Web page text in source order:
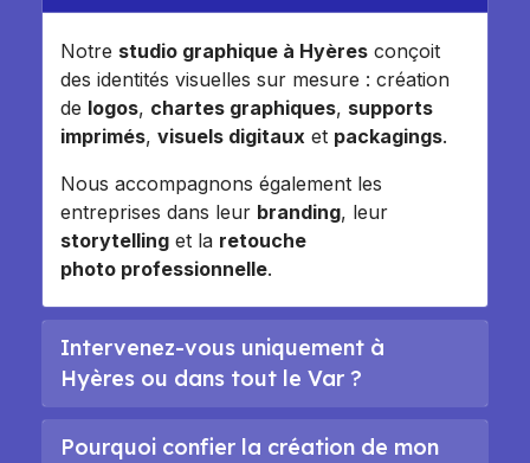
Notre studio graphique à Hyères conçoit
des identités visuelles sur mesure : création
de logos, chartes graphiques, supports
imprimés, visuels digitaux et packagings.
Nous accompagnons également les
entreprises dans leur branding, leur
storytelling et la retouche
photo professionnelle.
Intervenez-vous uniquement à
Hyères ou dans tout le Var ?
Pourquoi confier la création de mon